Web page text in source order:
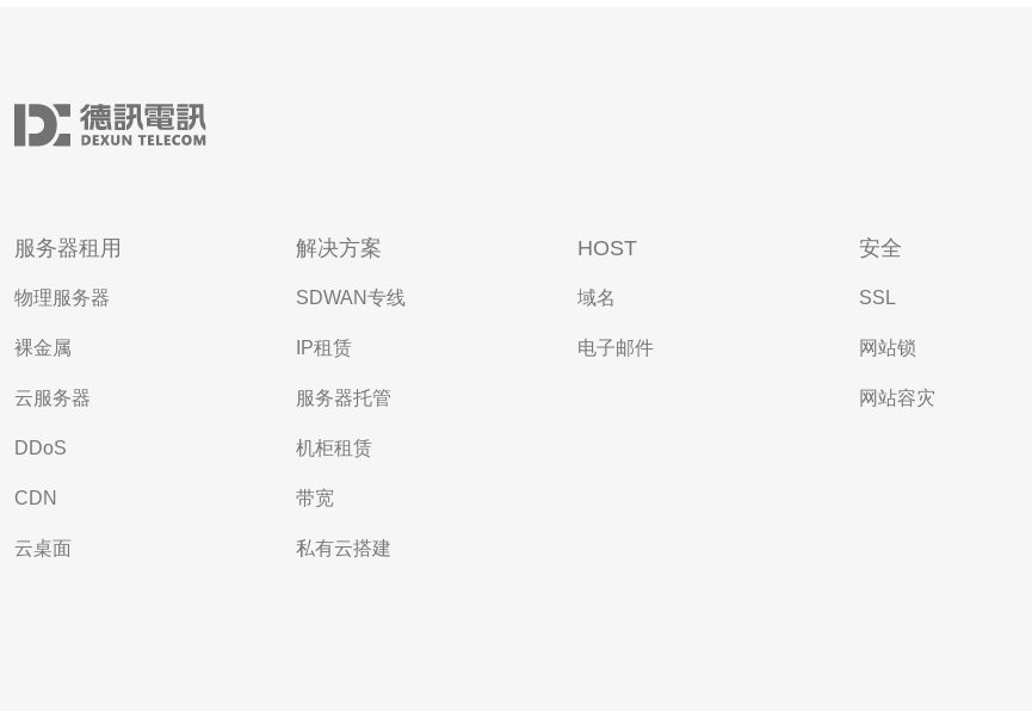
服务器租用
物理服务器
裸金属
云服务器
DDoS
CDN
云桌面
解决方案
SDWAN专线
IP租赁
服务器托管
机柜租赁
带宽
私有云搭建
HOST
域名
电子邮件
安全
SSL
网站锁
网站容灾